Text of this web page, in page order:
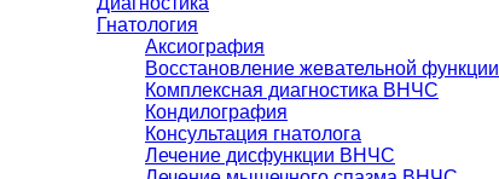
Гнатология
Аксиография
Восстановление жевательной функции
Комплексная диагностика ВНЧС
Кондилография
Консультация гнатолога
Лечение дисфункции ВНЧС